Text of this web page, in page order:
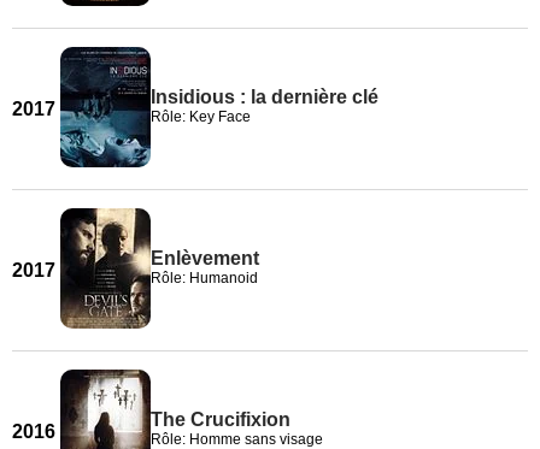
2017
Insidious : la dernière clé
Rôle: Key Face
2017
Enlèvement
Rôle: Humanoid
2016
The Crucifixion
Rôle: Homme sans visage